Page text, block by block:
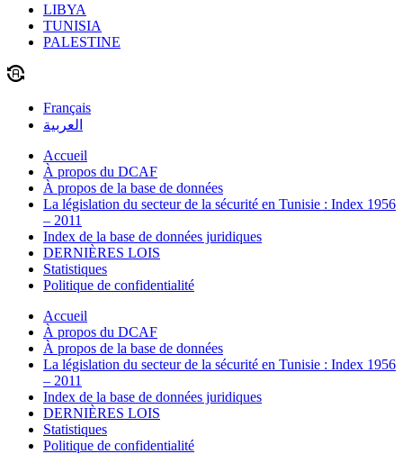
LIBYA
TUNISIA
PALESTINE
Français
العربية
Accueil
À propos du DCAF
À propos de la base de données
La législation du secteur de la sécurité en Tunisie : Index 1956
– 2011
Index de la base de données juridiques
DERNIÈRES LOIS
Statistiques
Politique de confidentialité
Accueil
À propos du DCAF
À propos de la base de données
La législation du secteur de la sécurité en Tunisie : Index 1956
– 2011
Index de la base de données juridiques
DERNIÈRES LOIS
Statistiques
Politique de confidentialité